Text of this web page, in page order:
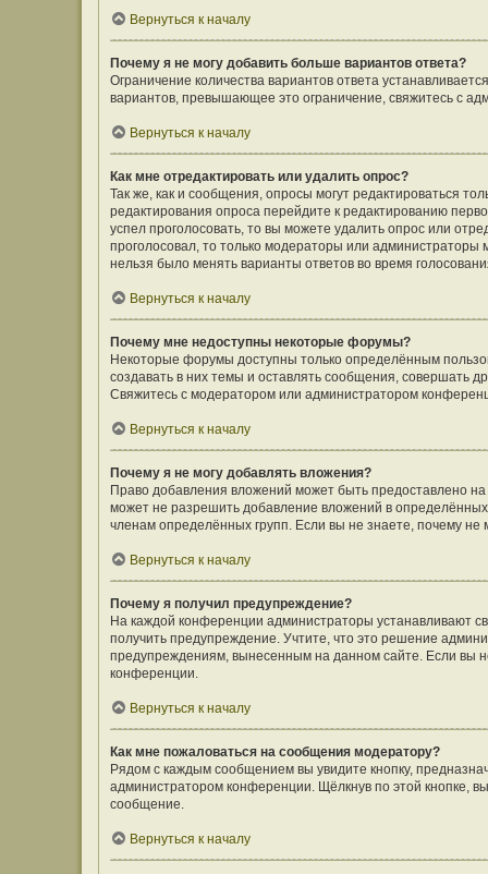
Вернуться к началу
Почему я не могу добавить больше вариантов ответа?
Ограничение количества вариантов ответа
вариантов, превышающее это ограничение, свяжитесь с
Вернуться к началу
Как мне отредактировать или удалить опрос?
Так же, как и сообщения, опросы могут редактироваться
редактирования опроса перейдите к редактированию
успел проголосовать, то вы можете удалить опрос или
проголосовал, то только модераторы или администраторы
нельзя было менять варианты ответов во время
Вернуться к началу
Почему мне недоступны некоторые форумы?
Некоторые форумы доступны только определённым
создавать в них темы и оставлять сообщения, совершать
Свяжитесь с модератором или администратором
Вернуться к началу
Почему я не могу добавлять вложения?
Право добавления вложений может быть предоставлено
может не разрешить добавление вложений в
членам определённых групп. Если вы не знаете, почему
Вернуться к началу
Почему я получил предупреждение?
На каждой конференции администраторы устанавливают
получить предупреждение. Учтите, что это решение
предупреждениям, вынесенным на данном сайте. Если вы
конференции.
Вернуться к началу
Как мне пожаловаться на сообщения модератору?
Рядом с каждым сообщением вы увидите кнопку,
администратором конференции. Щёлкнув по этой кнопке,
сообщение.
Вернуться к началу